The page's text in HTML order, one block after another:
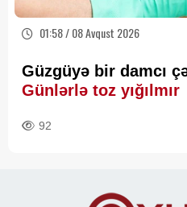
01:58 / 08 Avqust 2026
Güzgüyə bir damcı
Günlərlə toz yığılmır
92